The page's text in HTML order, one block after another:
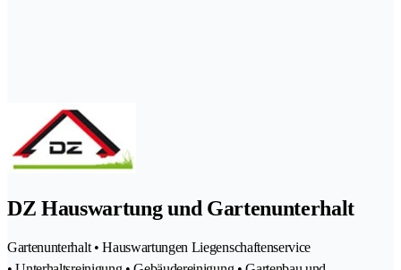
DZ Hauswartung und Gartenunterhalt
Gartenunterhalt • Hauswartungen Liegenschaftenservice